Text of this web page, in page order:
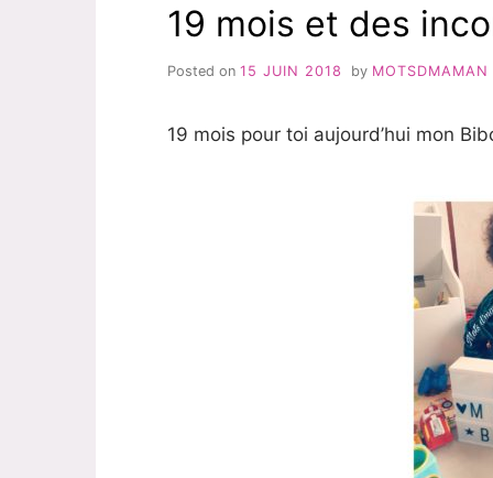
19 mois et des
Posted on 15 JUIN 2018 by MOTSDMAMAN
19 mois pour toi aujourd’hui mon